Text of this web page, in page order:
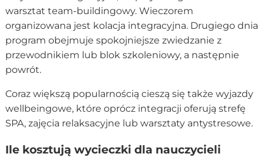
warsztat team-buildingowy. Wieczorem
organizowana jest kolacja integracyjna. Drugiego dnia
program obejmuje spokojniejsze zwiedzanie z
przewodnikiem lub blok szkoleniowy, a następnie
powrót.
Coraz większą popularnością cieszą się także wyjazdy
wellbeingowe, które oprócz integracji oferują strefę
SPA, zajęcia relaksacyjne lub warsztaty antystresowe.
Ile kosztują wycieczki dla nauczycieli